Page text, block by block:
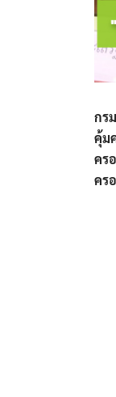
กร
คุ้ม
คร
คร